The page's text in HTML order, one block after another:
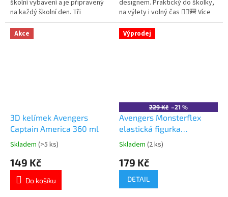
školní vybavení a je připravený
na každý školní den. Tři
samostatná patra zajistí
přehledné uspořádání školních
pomůcek. Oficiální licence
designem. Praktický do školky,
na výlety i volný čas 🦸‍♂️🎒 Více
produktů s
motivem 👉 AVENGERS
Akce
3D kelímek Avengers
Captain America 360 ml
Průměrné
produktu
5,0
Skladem (>5 ks)
149 Kč
Do košíku
Výprodej
229 Kč –21 %
Avengers Monsterflex
elastická figurka
superhrdina
Průměrné
produktu
Skladem (2 ks)
179 Kč
DETAIL